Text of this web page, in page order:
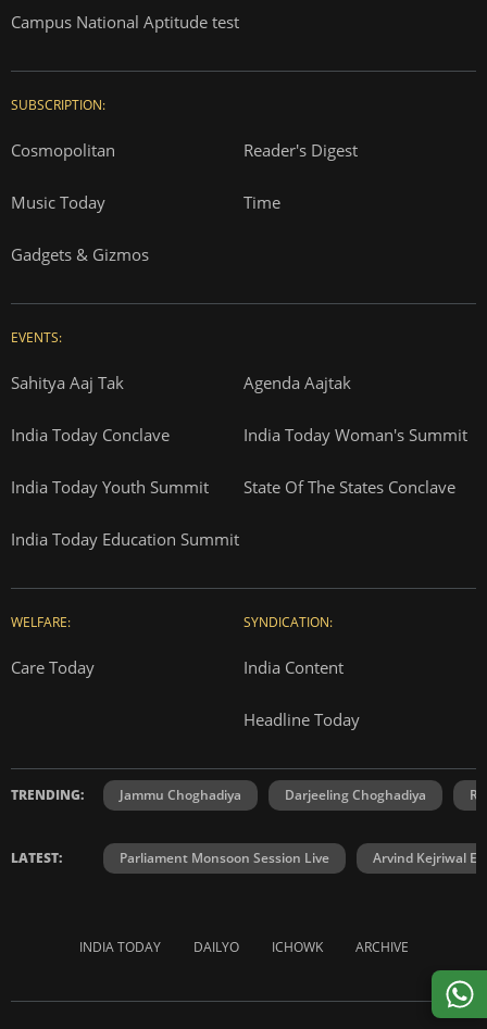
Campus National Aptitude test
SUBSCRIPTION:
Cosmopolitan Reader's Digest
Music Today Time
Gadgets & Gizmos
EVENTS:
Sahitya Aaj Tak Agenda Aajtak
India Today Conclave India Today Woman's Summit
India Today Youth Summit State Of The States Conclave
India Today Education Summit
WELFARE:
Care Today
SYNDICATION:
India Content
Headline Today
TRENDING: Jammu Choghadiya Darjeeling Choghadiya
LATEST: Parliament Monsoon Session Live Arvind Kejriwal
INDIA TODAY DAILYO ICHOWK ARCHIVE